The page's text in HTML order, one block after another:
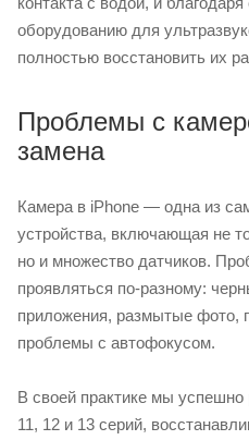
оборудованию для
полностью восстановить их
Проблемы с
замена
Камера в iPhone — одна из
устройства, включающая не
но и множество датчиков.
проявляться по-разному:
приложения, размытые фото,
проблемы с автофокусом.
В своей практике мы
11, 12 и 13 серий,